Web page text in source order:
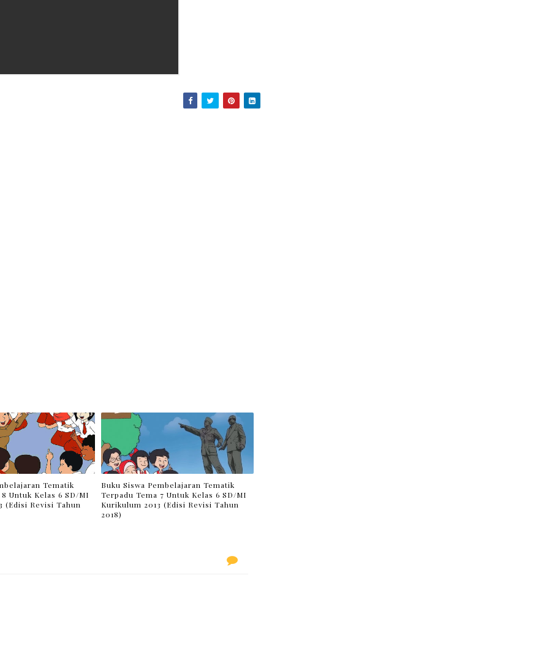
Tematik
Untuk Kelas 6 SD/MI
(Edisi Revisi Tahun
Buku Siswa Pembelajaran Tematik
Terpadu Tema 7 Untuk Kelas 6 SD/MI
Kurikulum 2013 (Edisi Revisi Tahun
2018)